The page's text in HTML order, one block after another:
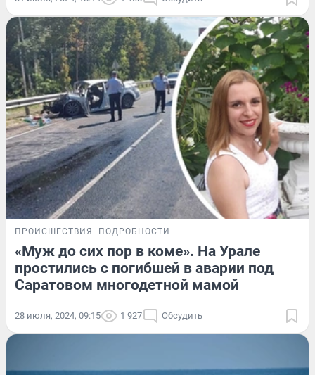
ПРОИСШЕСТВИЯ ПОДРОБНОСТИ
«Муж до сих пор в коме». На Урале
простились с погибшей в аварии под
Саратовом многодетной мамой
28 июля, 2024, 09:15 1 927 Обсудить